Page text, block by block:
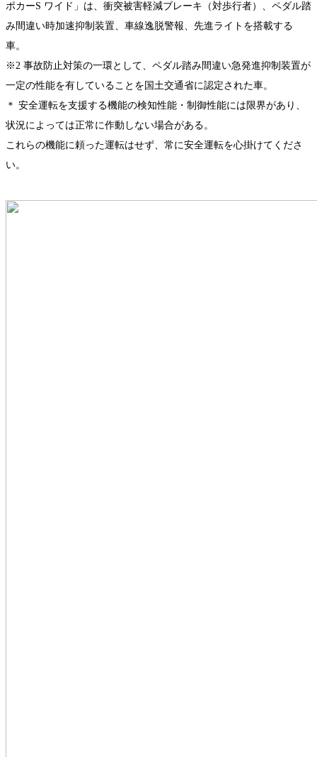
ポカーS ワイド」は、衝突被害軽減ブレーキ（対歩行者）、ペダル踏
み間違い時加速抑制装置、車線逸脱警報、先進ライトを搭載する
車。
※2 事故防止対策の一環として、ペダル踏み間違い急発進抑制装置が
一定の性能を有していることを国土交通省に認定された車。
＊ 安全運転を支援する機能の検知性能・制御性能には限界があり、
状況によっては正常に作動しない場合がある。
これらの機能に頼った運転はせず、常に安全運転を心掛けてくださ
い。